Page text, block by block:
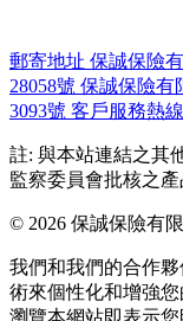
郵寄地址 保誠保險
28058號 保誠保險有
3093號 客戶服務熱
註: 與本站連結之其
監察委員會批核之
© 2026 保誠保險有
我們和我們的合作
術來個性化和增強